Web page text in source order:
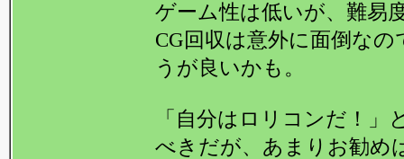
ゲーム性は低いが、難易
CG回収は意外に面倒な
うが良いかも。
「自分はロリコンだ！
べきだが、あまりお勧め